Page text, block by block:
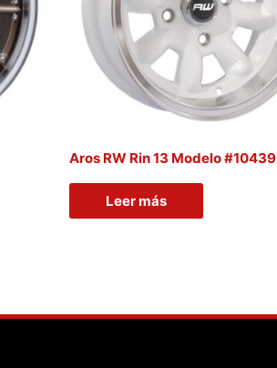
Aros RW Rin 13 Modelo #10439
Leer más